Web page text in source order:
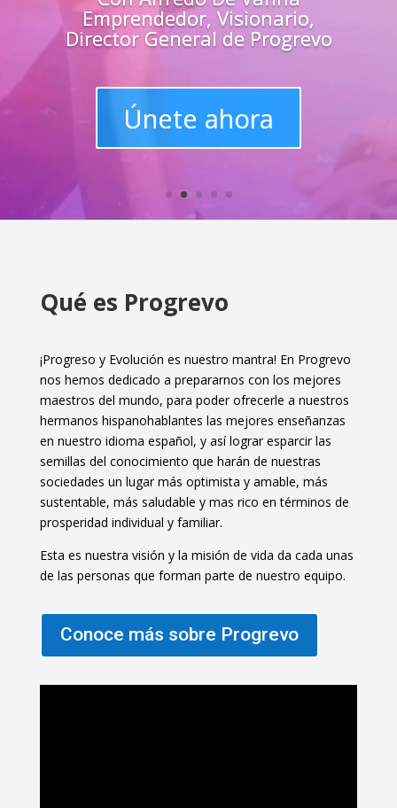
líder del progreso
Qué es Progrevo
¡Progreso y Evolución es nuestro mantra! En Progrevo
nos hemos dedicado a prepararnos con los mejores
maestros del mundo, para poder ofrecerle a nuestros
hermanos hispanohablantes las mejores enseñanzas
en nuestro idioma español, y así lograr esparcir las
semillas del conocimiento que harán de nuestras
sociedades un lugar más optimista y amable, más
sustentable, más saludable y mas rico en términos de
prosperidad individual y familiar.
Esta es nuestra visión y la misión de vida da cada unas
de las personas que forman parte de nuestro equipo.
Conoce más sobre Progrevo